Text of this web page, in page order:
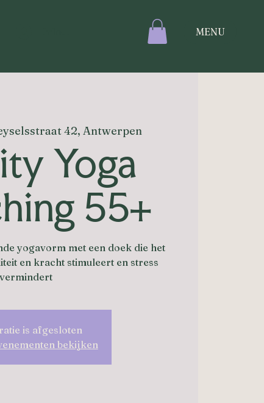
MENU
42, Antwerpen
Yoga
55+
yogavorm met een doek die het
en kracht stimuleert en stress
vermindert
is afgesloten
bekijken